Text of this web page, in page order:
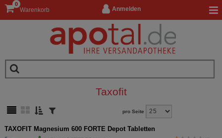
Anmelden
Warenkorb
0
Taxofit
pro Seite
TAXOFIT Magnesium 600 FORTE Depot Tabletten